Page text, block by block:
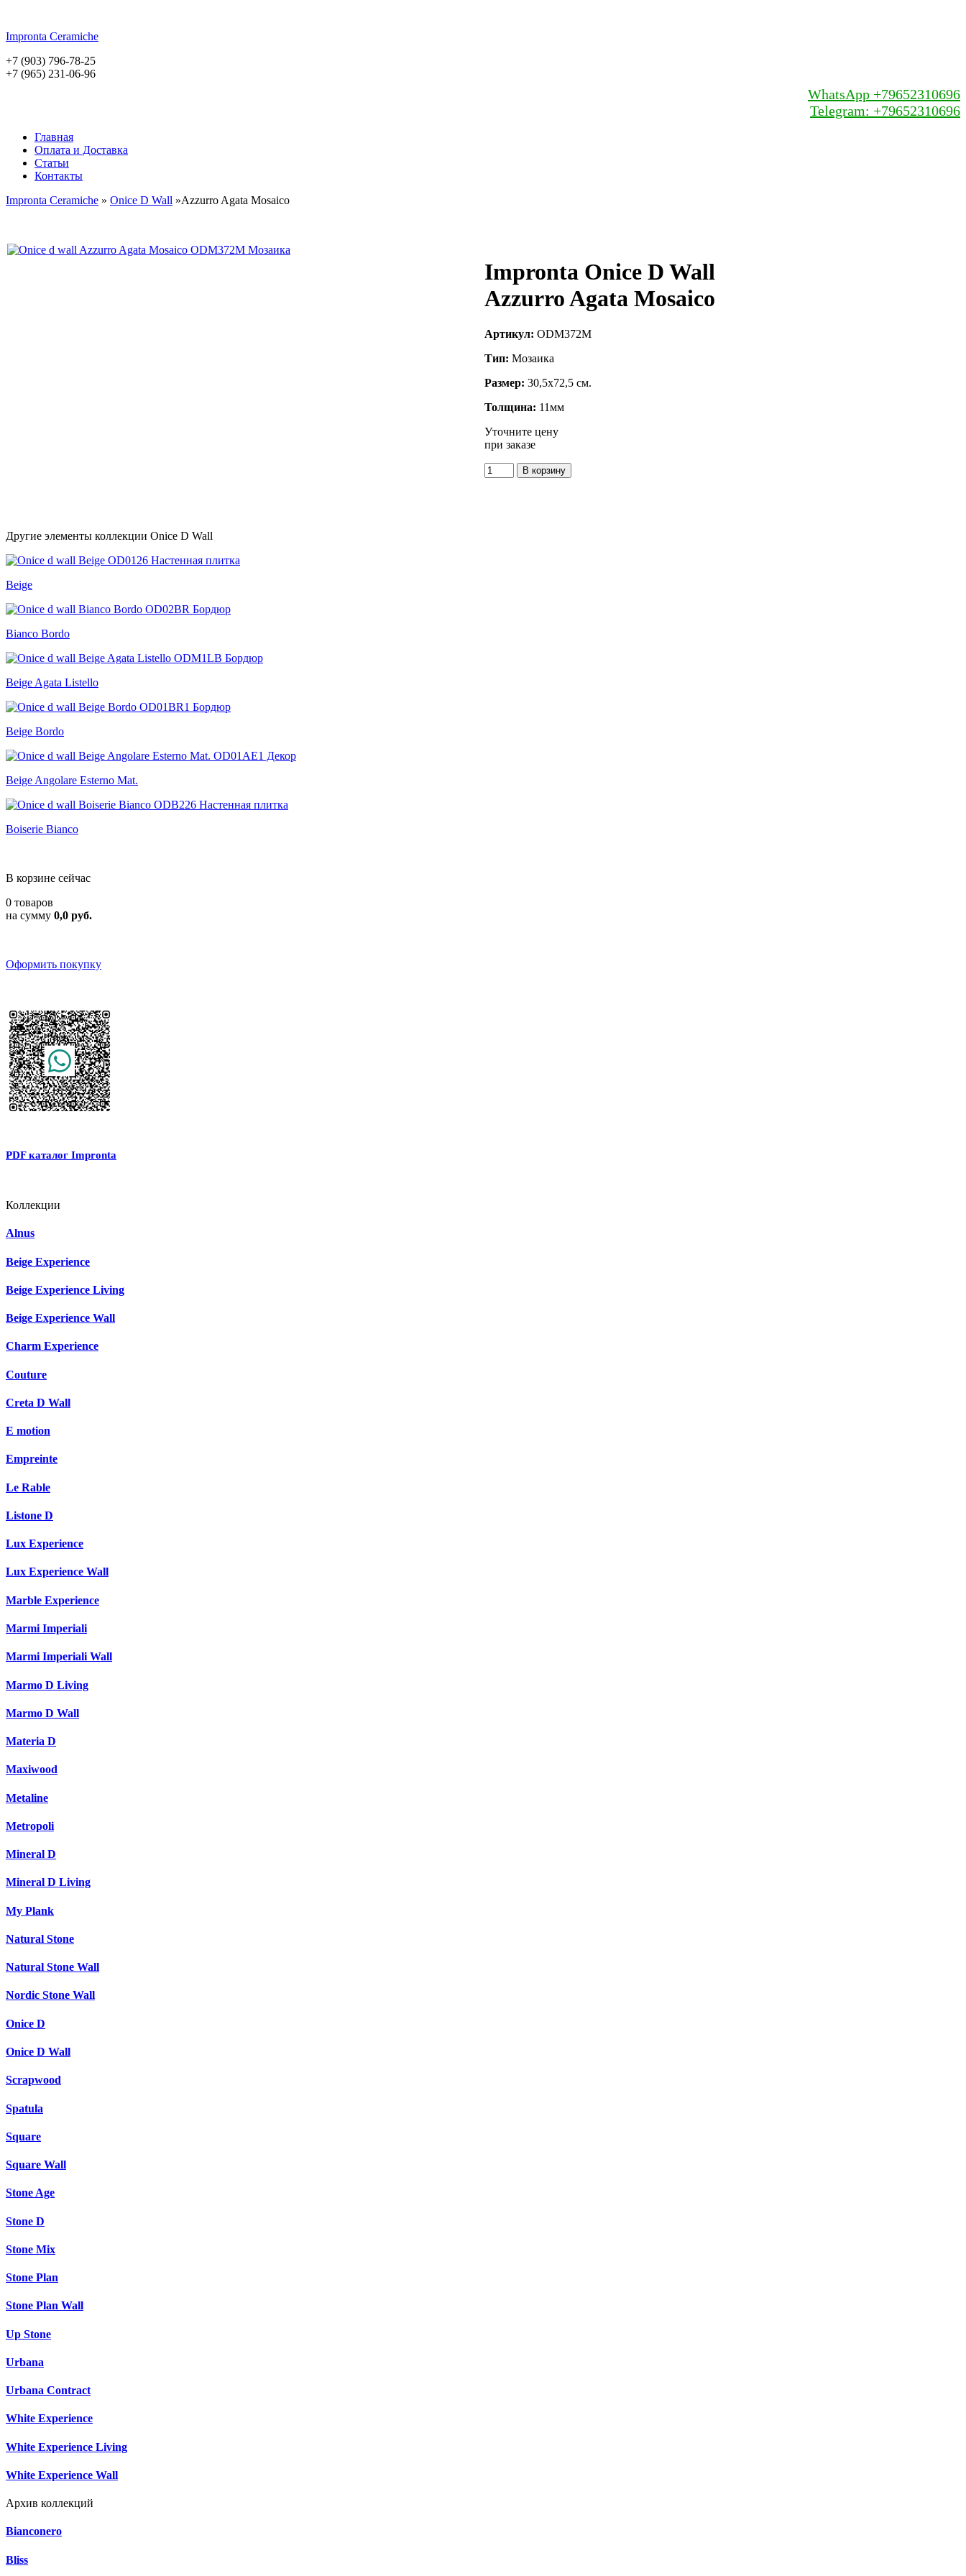
Impronta Ceramiche
+7 (903) 796-78-25
+7 (965) 231-06-96
WhatsApp +79652310696
Telegram: +79652310696
Главная
Оплата и Доставка
Статьи
Контакты
Impronta Ceramiche » Onice D Wall »Azzurro Agata Mosaico
Impronta Onice D Wall
Azzurro Agata Mosaico
Артикул: ODM372M
Тип: Мозаика
Размер: 30,5x72,5 см.
Толщина: 11мм
Уточните цену
при заказе
Другие элементы коллекции Onice D Wall
Beige
Bianco Bordo
Beige Agata Listello
Beige Bordo
Beige Angolare Esterno Mat.
Boiserie Bianco
В корзине сейчас
0 товаров
на сумму 0,0 руб.
Оформить покупку
PDF каталог Impronta
Коллекции
Alnus
Beige Experience
Beige Experience Living
Beige Experience Wall
Charm Experience
Couture
Creta D Wall
E motion
Empreinte
Le Rable
Listone D
Lux Experience
Lux Experience Wall
Marble Experience
Marmi Imperiali
Marmi Imperiali Wall
Marmo D Living
Marmo D Wall
Materia D
Maxiwood
Metaline
Metropoli
Mineral D
Mineral D Living
My Plank
Natural Stone
Natural Stone Wall
Nordic Stone Wall
Onice D
Onice D Wall
Scrapwood
Spatula
Square
Square Wall
Stone Age
Stone D
Stone Mix
Stone Plan
Stone Plan Wall
Up Stone
Urbana
Urbana Contract
White Experience
White Experience Living
White Experience Wall
Архив коллекций
Bianconero
Bliss